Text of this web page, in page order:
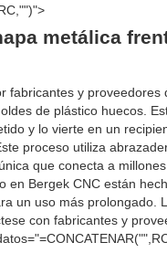
metálica
y
de plástico huecos.
y lo vierte en un
proceso utiliza
que conecta a
Bergek CNC están
un uso más prolongado.
con fabricantes y